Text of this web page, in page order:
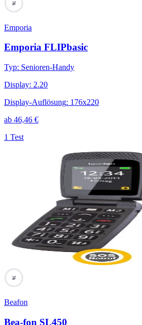
76
Emporia
Emporia FLIPbasic
Typ: Senioren-Handy
Display: 2.20
Display-Auflösung: 176x220
ab 46,46 €
1 Test
76
Beafon
Bea-fon SL450